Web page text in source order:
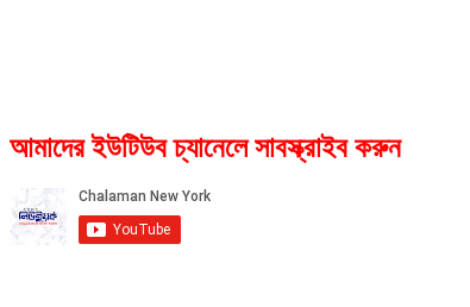
আমাদের ইউটিউব চ্যানেলে সাবস্ক্রাইব করুন